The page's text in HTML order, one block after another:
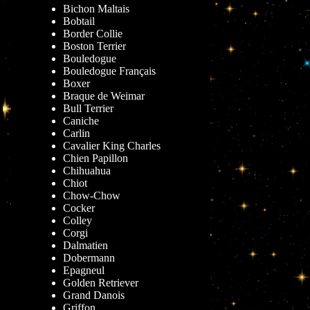
Bichon Maltais
Bobtail
Border Collie
Boston Terrier
Bouledogue
Bouledogue Français
Boxer
Braque de Weimar
Bull Terrier
Caniche
Carlin
Cavalier King Charles
Chien Papillon
Chihuahua
Chiot
Chow-Chow
Cocker
Colley
Corgi
Dalmatien
Dobermann
Epagneul
Golden Retriever
Grand Danois
Griffon